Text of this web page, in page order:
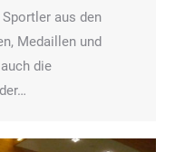
aus den
Medaillen und
die